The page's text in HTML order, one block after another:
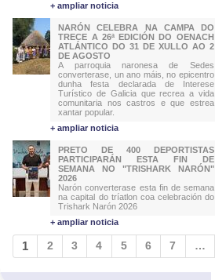
+ ampliar noticia
NARÓN CELEBRA NA CAMPA DO
TRECE A 26ª EDICIÓN DO OENACH
ATLÁNTICO DO 31 DE XULLO AO 2
DE AGOSTO
A parroquia naronesa de Sedes
converterase, un ano máis, no epicentro
dunha festa declarada de Interese
Turístico de Galicia que recrea a vida
comunitaria nos castros e que estrea
xantar popular.
+ ampliar noticia
PRETO DE 400 DEPORTISTAS
PARTICIPARÁN ESTA FIN DE
SEMANA NO "TRISHARK NARÓN"
2026
Narón converterase esta fin de semana
na capital do tríatlon coa celebración do
Trishark Narón 2026
+ ampliar noticia
1 2 3 4 5 6 7 …